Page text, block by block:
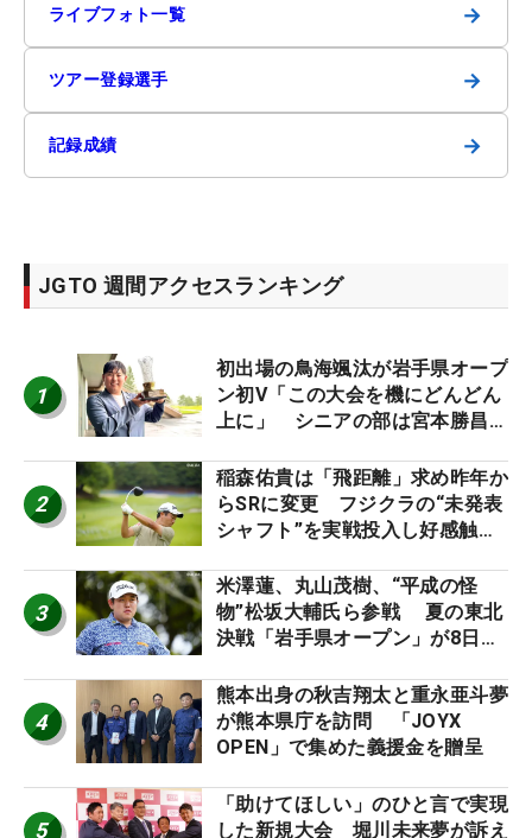
ライブフォト一覧 →
ツアー登録選手 →
記録成績 →
JGTO 週間アクセスランキング
1
初出場の鳥海颯汰が岩手県オープ
ン初V「この大会を機にどんどん
上に」 シニアの部は宮本勝昌が
2
稲森佑貴は「飛距離」求め昨年か
らSRに変更 フジクラの“未発表
シャフト”を実戦投入し好感触
ーのヒトネタ！】
3
米澤蓮、丸山茂樹、“平成の怪
物”松坂大輔氏ら参戦 夏の東北
決戦「岩手県オープン」が8日開
4
熊本出身の秋吉翔太と重永亜斗夢
が熊本県庁を訪問 「JOYX
OPEN」で集めた義援金を贈呈
5
「助けてほしい」のひと言で実現
した新規大会 堀川未来夢が訴え